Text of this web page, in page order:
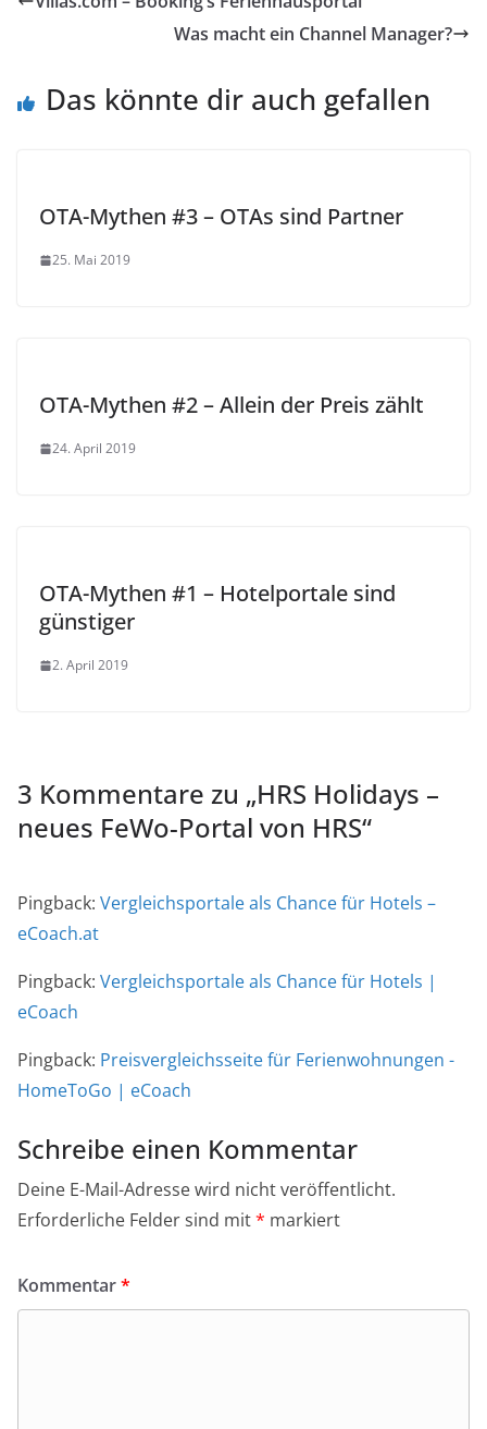
Was macht ein Channel Manager?
Das könnte dir auch gefallen
OTA-Mythen #3 – OTAs sind Partner
25. Mai 2019
OTA-Mythen #2 – Allein der Preis zählt
24. April 2019
OTA-Mythen #1 – Hotelportale sind
günstiger
2. April 2019
3 Kommentare zu „HRS Holidays –
neues FeWo-Portal von HRS“
Pingback: Vergleichsportale als Chance für Hotels –
eCoach.at
Pingback: Vergleichsportale als Chance für Hotels |
eCoach
Pingback: Preisvergleichsseite für Ferienwohnungen -
HomeToGo | eCoach
Schreibe einen Kommentar
Deine E-Mail-Adresse wird nicht veröffentlicht.
Erforderliche Felder sind mit* markiert
Kommentar*